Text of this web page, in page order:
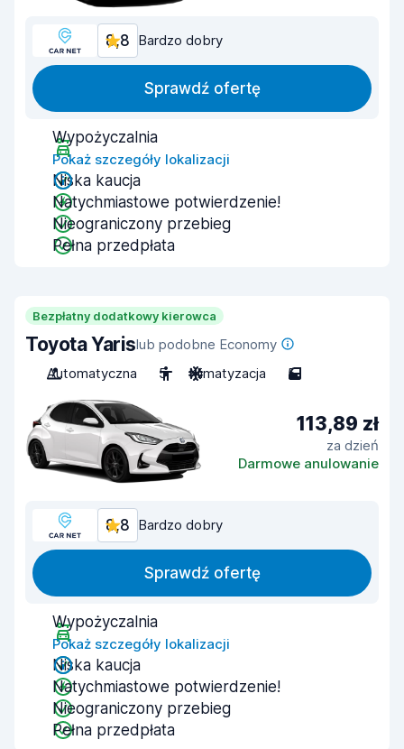
8,8 Bardzo dobry
Sprawdź ofertę
Wypożyczalnia
Pokaż szczegóły lokalizacji
Niska kaucja
Natychmiastowe potwierdzenie!
Nieograniczony przebieg
Pełna przedpłata
Bezpłatny dodatkowy kierowca
Toyota Yarislub podobne Economy
Automatyczna
5 Klimatyzacja 5
113,89 zł
za dzień
Darmowe anulowanie
8,8 Bardzo dobry
Sprawdź ofertę
Wypożyczalnia
Pokaż szczegóły lokalizacji
Niska kaucja
Natychmiastowe potwierdzenie!
Nieograniczony przebieg
Pełna przedpłata